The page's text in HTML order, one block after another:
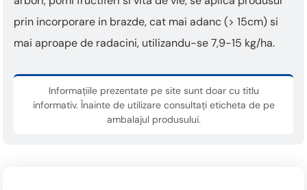
prin incorporare in brazde, cat mai adanc (> 15cm) si
mai aproape de radacini, utilizandu-se 7,9-15 kg/ha.
Informațiile prezentate pe site sunt doar cu titlu
informativ. Înainte de utilizare consultați eticheta de pe
ambalajul produsului.